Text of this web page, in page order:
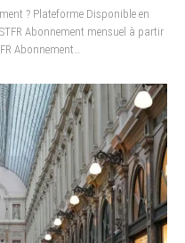
? Plateforme Disponible en
Abonnement mensuel à partir
Abonnement…